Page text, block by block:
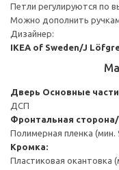
Петли регулируются по
Можно дополнить
Дизайнер:
IKEA of Sweden/J
Дверь Основные
ДСП
Фронтальная
Полимерная пленка (мин.
Кромка:
Пластиковая окантовка